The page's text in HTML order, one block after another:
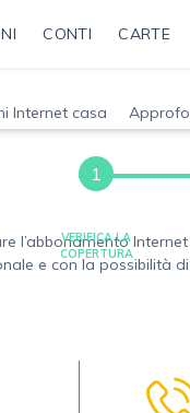
CONTI CARTE
Internet casa
1
VERIFICA LA
COPERTURA
l’abbonamento
e con la possibilità